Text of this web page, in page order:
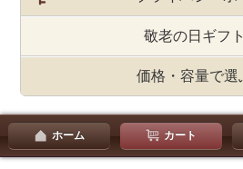
敬老の日ギフト
価格・容量で選
ホーム カート